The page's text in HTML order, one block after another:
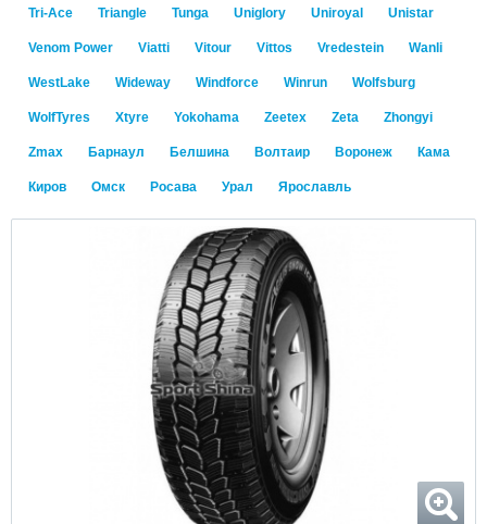
Tri-Ace Triangle Tunga Uniglory Uniroyal Unistar
Venom Power Viatti Vitour Vittos Vredestein Wanli
WestLake Wideway Windforce Winrun Wolfsburg
WolfTyres Xtyre Yokohama Zeetex Zeta Zhongyi
Zmax Барнаул Белшина Волтаир Воронеж Кама
Киров Омск Росава Урал Ярославль